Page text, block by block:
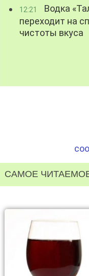
12:21
Водка
переходит на
чистоты вкуса
САМОЕ